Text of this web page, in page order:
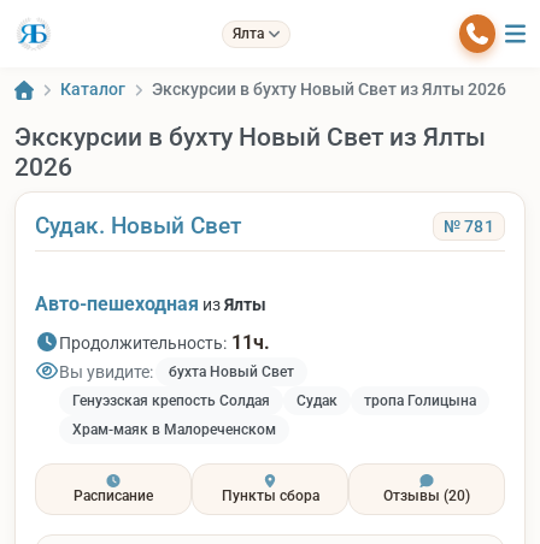
Ялта
Каталог Экскурсии в бухту Новый Свет из Ялты 2026
Экскурсии в бухту Новый Свет из Ялты
2026
Судак. Новый Свет № 781
Авто-пешеходная изЯлты
Продолжительность: 11ч.
Вы увидите:
бухта Новый Свет
Генуэзская крепость Солдая
Судак
тропа Голицына
Храм-маяк в Малореченском
Расписание Пункты сбора Отзывы (20)